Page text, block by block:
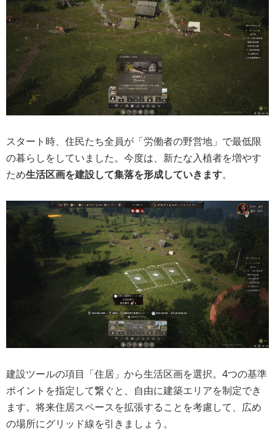
スタート時、住民たち全員が「労働者の野営地」で最低限
の暮らしをしていました。今度は、新たな入植者を増やす
ため生活区画を建設して集落を形成していきます。
建設ツールの項目「住居」から生活区画を選択。4つの基準
ポイントを指定して繋ぐと、自由に建築エリアを制定でき
ます。将来住居スペースを拡張することを考慮して、広め
の場所にグリッド線を引きましょう。